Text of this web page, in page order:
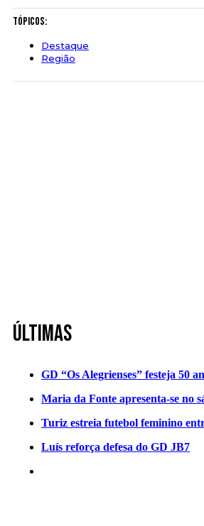
Tópicos:
Destaque
Região
Últimas
GD “Os Alegrienses” festeja 50
Maria da Fonte apresenta-se no
Turiz estreia futebol feminino
Luís reforça defesa do GD JB7